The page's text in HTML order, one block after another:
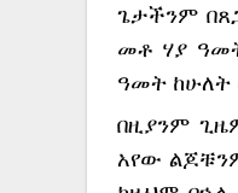
ጌታችንም
መቶ ሃያ
ዓመት ከሁለት
በዚያንም
አየው